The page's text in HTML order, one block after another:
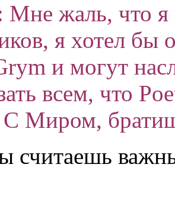
Мне жаль, что я
я хотел бы
и могут
всем, что
С Миром,
считаешь